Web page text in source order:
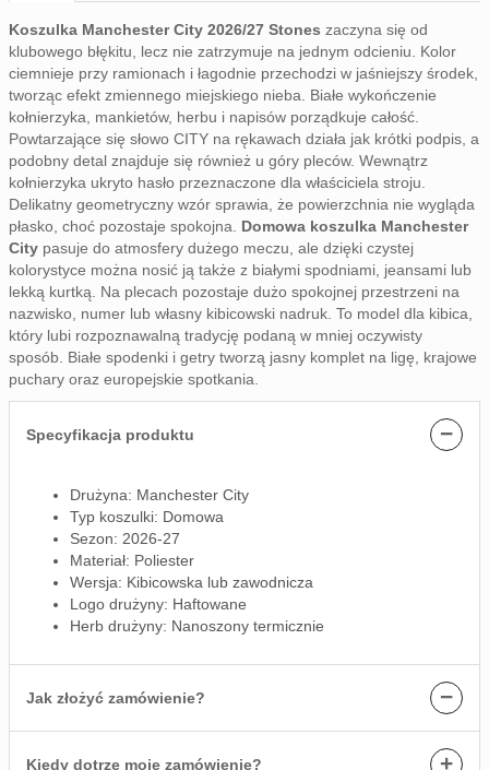
Koszulka Manchester City 2026/27 Stones zaczyna się od
klubowego błękitu, lecz nie zatrzymuje na jednym odcieniu. Kolor
ciemnieje przy ramionach i łagodnie przechodzi w jaśniejszy środek,
tworząc efekt zmiennego miejskiego nieba. Białe wykończenie
kołnierzyka, mankietów, herbu i napisów porządkuje całość.
Powtarzające się słowo CITY na rękawach działa jak krótki podpis, a
podobny detal znajduje się również u góry pleców. Wewnątrz
kołnierzyka ukryto hasło przeznaczone dla właściciela stroju.
Delikatny geometryczny wzór sprawia, że powierzchnia nie wygląda
płasko, choć pozostaje spokojna. Domowa koszulka Manchester
City pasuje do atmosfery dużego meczu, ale dzięki czystej
kolorystyce można nosić ją także z białymi spodniami, jeansami lub
lekką kurtką. Na plecach pozostaje dużo spokojnej przestrzeni na
nazwisko, numer lub własny kibicowski nadruk. To model dla kibica,
który lubi rozpoznawalną tradycję podaną w mniej oczywisty
sposób. Białe spodenki i getry tworzą jasny komplet na ligę, krajowe
puchary oraz europejskie spotkania.
Specyfikacja produktu −
Drużyna: Manchester City
Typ koszulki: Domowa
Sezon: 2026-27
Materiał: Poliester
Wersja: Kibicowska lub zawodnicza
Logo drużyny: Haftowane
Herb drużyny: Nanoszony termicznie
Jak złożyć zamówienie? −
Kiedy dotrze moje zamówienie? +